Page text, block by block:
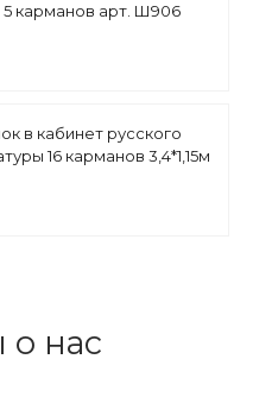
5 карманов арт. Ш906
в кабинет русского
16 карманов 3,4*1,15м
арт.Ш446
нас